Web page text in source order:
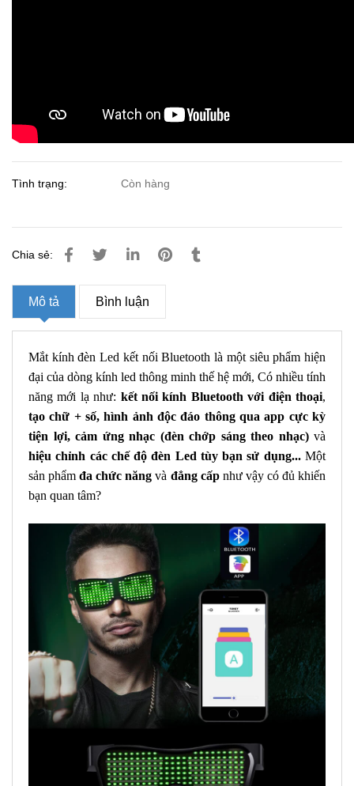
Tình trạng: Còn hàng
Chia sẻ:
Mô tả Bình luận
Mắt kính đèn Led kết nối Bluetooth là một siêu phẩm hiện
đại của dòng kính led thông minh thế hệ mới, Có nhiều tính
năng mới lạ như: kết nối kính Bluetooth với điện thoại,
tạo chữ + số, hình ảnh độc đáo thông qua app cực kỳ
tiện lợi, cảm ứng nhạc (đèn chớp sáng theo nhạc)và
hiệu chỉnh các chế độ đèn Led tùy bạn sử dụng...Một
sản phẩmđa chức năng và đẳng cấpnhư vậy có đủ khiến
bạn quan tâm?